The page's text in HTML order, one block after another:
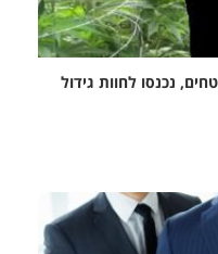
נכנסו לחוות גידול